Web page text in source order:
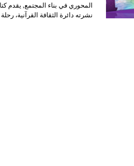
المحوري في بناء المجتمع, يقدم
نشرته دائرة الثقافة القرآنية،